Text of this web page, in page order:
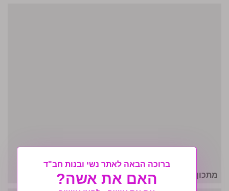
מתכון פסחי משובח: תפוחים מקורמלים
ברוכה הבאה לאתר נשי ובנות חב"ד
האם את אשה?